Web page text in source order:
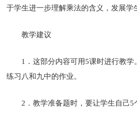
于学生进一步理解乘法的含义，发展学
教学建议
1．这部分内容可用5课时进行教
练习八和九中的作业。
2．教学准备题时，要让学生自己5